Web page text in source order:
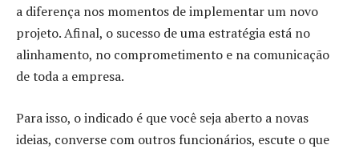
a diferença nos momentos de implementar um novo
projeto. Afinal, o sucesso de uma estratégia está no
alinhamento, no comprometimento e na comunicação
de toda a empresa.
Para isso, o indicado é que você seja aberto a novas
ideias, converse com outros funcionários, escute o que